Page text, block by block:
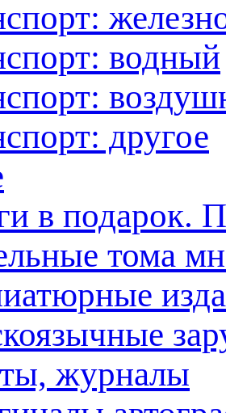
водный
другое
в подарок.
тома
журналы